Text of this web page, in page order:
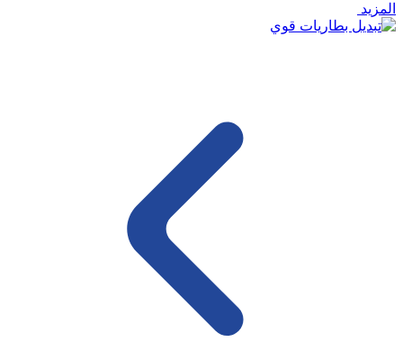
المزيد